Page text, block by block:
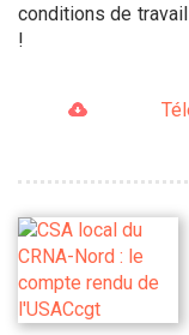
conditions de
!